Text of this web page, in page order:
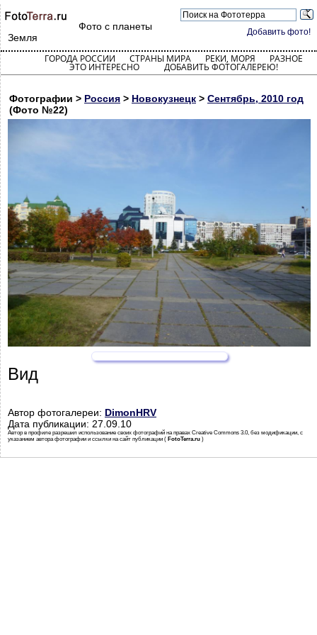
Добавить фото!
Фото с планеты
Земля
ГОРОДА РОССИИ СТРАНЫ МИРА РЕКИ, МОРЯ РАЗНОЕ
ЭТО ИНТЕРЕСНО ДОБАВИТЬ ФОТОГАЛЕРЕЮ!
Фотографии > Россия > Новокузнецк > Сентябрь, 2010 год
(Фото №22)
Вид
Автор фотогалереи: DimonHRV
Дата публикации: 27.09.10
Автор в профиле разрешил использование своих фотографий на правах Creative Commons 3.0, без модификации, с
указанием автора фотографии и ссылки на сайт публикации ( FotoTerra.ru )